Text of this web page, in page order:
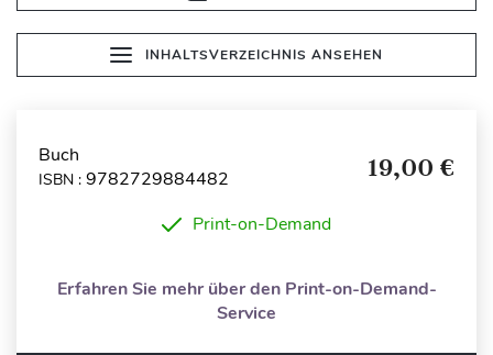
INHALTSVERZEICHNIS ANSEHEN
Buch
ISBN : 9782729884482 19,00 €
Print-on-Demand
Erfahren Sie mehr über den Print-on-Demand-
Service